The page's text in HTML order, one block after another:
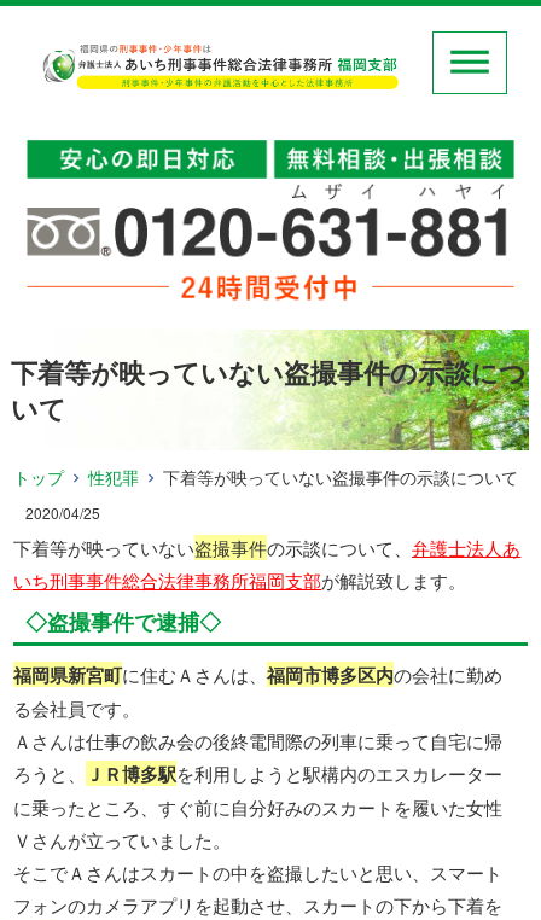
下着等が映っていない盗撮事件の示談につ
いて
トップ 性犯罪 下着等が映っていない盗撮事件の示談について
2020/04/25
下着等が映っていない盗撮事件の示談について、弁護士法人あ
いち刑事事件総合法律事務所福岡支部が解説致します。
◇盗撮事件で逮捕◇
福岡県新宮町に住むＡさんは、福岡市博多区内の会社に勤め
る会社員です。
Ａさんは仕事の飲み会の後終電間際の列車に乗って自宅に帰
ろうと、
ＪＲ博多駅を利用しようと駅構内のエスカレーター
に乗ったところ、すぐ前に自分好みのスカートを履いた女性
Ｖさんが立っていました。
そこでＡさんはスカートの中を盗撮したいと思い、スマート
フォンのカメラアプリを起動させ、スカートの下から下着を